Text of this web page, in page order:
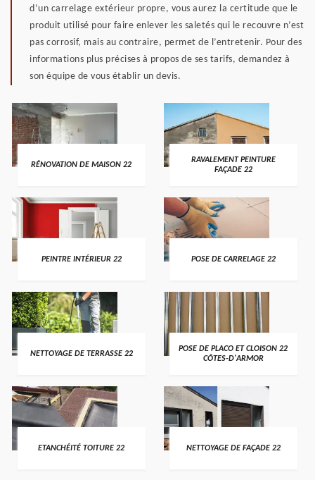
d’un carrelage extérieur propre, vous aurez la certitude que le
produit utilisé pour faire enlever les saletés qui le recouvre n’est
pas corrosif, mais au contraire, permet de l’entretenir. Pour des
informations plus précises à propos de ses tarifs, demandez à
son équipe de vous établir un devis.
RÉNOVATION DE MAISON 22
RAVALEMENT PEINTURE
FAÇADE 22
PEINTRE INTÉRIEUR 22 POSE DE CARRELAGE 22
NETTOYAGE DE TERRASSE 22
POSE DE PLACO ET CLOISON 22
CÔTES-D'ARMOR
ETANCHÉITÉ TOITURE 22 NETTOYAGE DE FAÇADE 22